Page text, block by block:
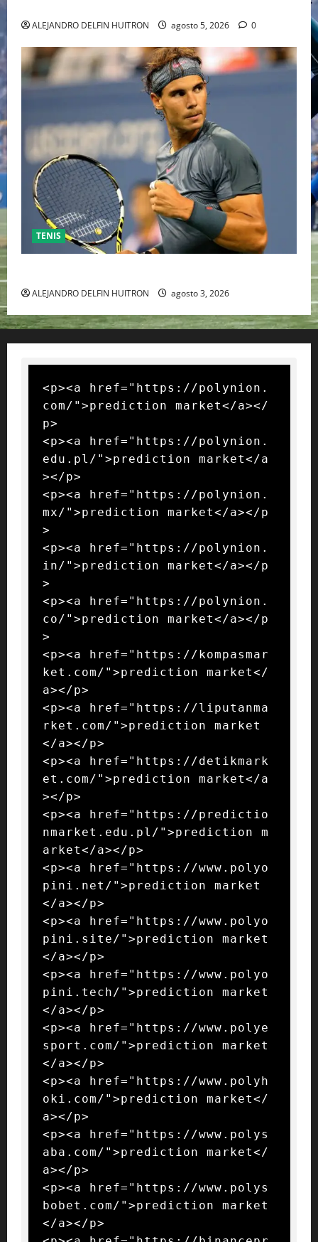
ALEJANDRO DELFIN HUITRON agosto 5, 2026 0
TENIS
ALEJANDRO DELFIN HUITRON agosto 3, 2026
<p><a href="https://polynion.
com/">prediction market</a></
p>
<p><a href="https://polynion.
edu.pl/">prediction market</a
></p>
<p><a href="https://polynion.
mx/">prediction market</a></p
>
<p><a href="https://polynion.
in/">prediction market</a></p
>
<p><a href="https://polynion.
co/">prediction market</a></p
>
<p><a href="https://kompasmar
ket.com/">prediction market</
a></p>
<p><a href="https://liputanma
rket.com/">prediction market
</a></p>
<p><a href="https://detikmark
et.com/">prediction market</a
></p>
<p><a href="https://predictio
nmarket.edu.pl/">prediction m
arket</a></p>
<p><a href="https://www.polyo
pini.net/">prediction market
</a></p>
<p><a href="https://www.polyo
pini.site/">prediction market
</a></p>
<p><a href="https://www.polyo
pini.tech/">prediction market
</a></p>
<p><a href="https://www.polye
sport.com/">prediction market
</a></p>
<p><a href="https://www.polyh
oki.com/">prediction market</
a></p>
<p><a href="https://www.polys
aba.com/">prediction market</
a></p>
<p><a href="https://www.polys
bobet.com/">prediction market
</a></p>